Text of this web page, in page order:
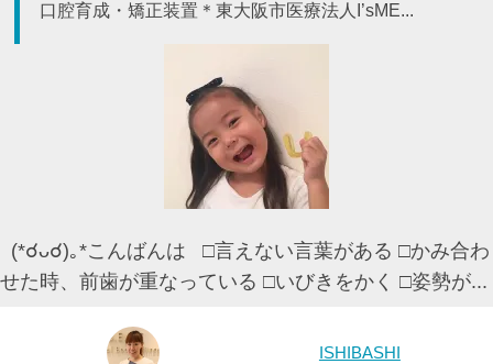
口腔育成・矯正装置＊東大阪市医療法人I’sME...
(*☌ᴗ☌)｡*こんばんは □言えない言葉がある □かみ合わ
せた時、前歯が重なっている □いびきをかく □姿勢が...
ISHIBASHI